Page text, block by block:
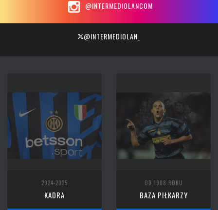
@INTERMEDIOLANCOM
@INTERMEDIOLAN_
2024-2025
KADRA
OD 1908 ROKU
BAZA PIŁKARZY